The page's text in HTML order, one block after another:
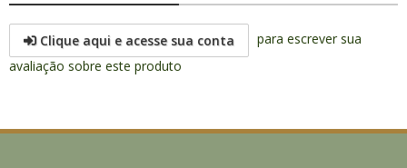
Clique aqui e acesse sua conta
para escrever sua
avaliação sobre este produto